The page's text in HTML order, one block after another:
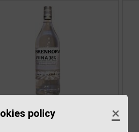
policy ×
Čirá 0,5l 40%